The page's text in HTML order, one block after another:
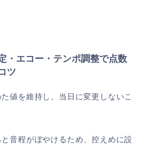
・エコー・テンポ調整で点数
ツ
値を維持し、当日に変更しないこ
音程がぼやけるため、控えめに設